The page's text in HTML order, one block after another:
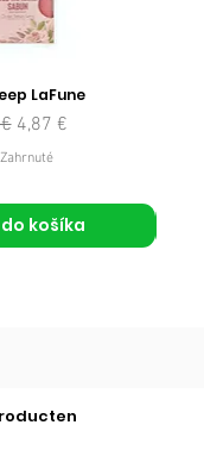
LaFune
cena
Zľavnená cena
4,87 €
košíka